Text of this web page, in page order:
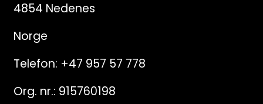
4854 Nedenes
Norge
Telefon: +47 957 57 778
Org. nr.: 915760198